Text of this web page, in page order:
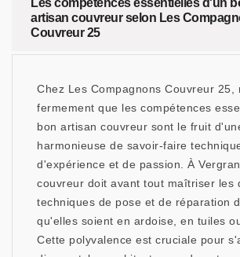
Les compétences essentielles d'un
artisan couvreur selon Les
Couvreur 25
Chez Les Compagnons Couvreur 25,
fermement que les compétences
bon artisan couvreur sont le fruit
harmonieuse de savoir-faire
d'expérience et de passion. À
couvreur doit avant tout maîtriser les
techniques de pose et de réparation
qu'elles soient en ardoise, en tuiles
Cette polyvalence est cruciale pour